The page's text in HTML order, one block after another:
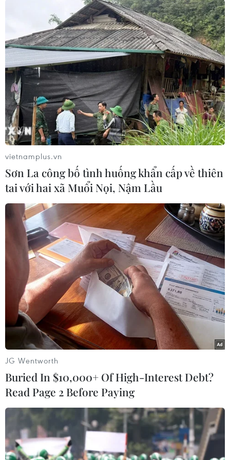
Thượng viện Mỹ quyết định thông qua một đạo
luật chỉ với số phiếu đạt được là 51 phiếu hoặc
50 phiếu (nếu Phó tổng thống không ra phiếu
bầu quyết định).
Như thế có nghĩa là phe Dân chủ không được
mất sự ủng hộ từ bất kỳ một nghị sỹ nào thuộc
đảng mình, nhưng Thượng nghị sỹ Dân chủ
Kyrsten Sinema hiện đang phản đối dự luật
này./.
#Kinh tế Mỹ #Thâm hụt ngân sách
#Lạm phát
#Thượng viện Mỹ
Theo dõi VietnamPlus
vietnamplus.vn
Sơn La công bố tình huống khẩn cấp về thiên
tai với hai xã Muổi Nọi, Nậm Lầu
JG Wentworth
Buried In $10,000+ Of High-Interest Debt?
Read Page 2 Before Paying